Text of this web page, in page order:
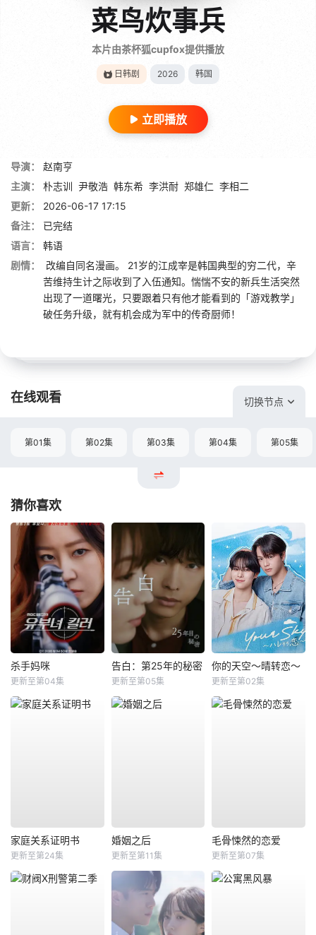
菜鸟炊事兵
本片由茶杯狐cupfox提供播放
日韩剧 2026 韩国
立即播放
导演：
赵南亨
主演：
朴志训 尹敬浩 韩东希 李洪耐 郑雄仁 李相二
更新：
2026-06-17 17:15
备注：
已完结
语言：
韩语
剧情：
改编自同名漫画。 21岁的江成宰是韩国典型的穷二代，辛
苦维持生计之际收到了入伍通知。惴惴不安的新兵生活突然
出现了一道曙光，只要跟着只有他才能看到的「游戏教学」
破任务升级，就有机会成为军中的传奇厨师！
在线观看 切换节点
第01集 第02集 第03集 第04集 第05集
猜你喜欢
杀手妈咪
更新至第04集
告白：第25年的秘密
更新至第05集
你的天空～晴转恋～
更新至第02集
家庭关系证明书
更新至第24集
婚姻之后
更新至第11集
毛骨悚然的恋爱
更新至第07集